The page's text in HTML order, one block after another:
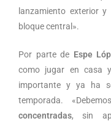
lanzamiento exterior
bloque central».
Por parte de Espe
como jugar en casa
importante y ya ha
temporada.
concentradas, sin